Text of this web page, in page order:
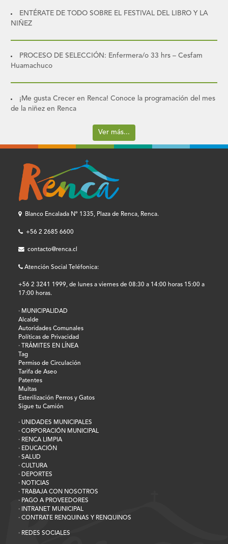
ENTÉRATE DE TODO SOBRE EL FESTIVAL DEL LIBRO Y LA
NIÑEZ
PROCESO DE SELECCIÓN: Enfermera/o 33 hrs – Cesfam
Huamachuco
¡Me gusta Crecer en Renca! Conoce la programación del mes
de la niñez en Renca
Ver más...
Blanco Encalada Nº 1335, Plaza de Renca, Renca.
+56 2 2685 6600
contacto@renca.cl
Atención Social Teléfonica:
+56 2 3241 1999, de lunes a viernes de 08:30 a 14:00 horas 15:00 a
17:00 horas.
· MUNICIPALIDAD
Alcalde
Autoridades Comunales
Políticas de Privacidad
· TRÁMITES EN LÍNEA
Tag
Permiso de Circulación
Tarifa de Aseo
Patentes
Multas
Esterilización Perros y Gatos
Sigue tu Camión
· UNIDADES MUNICIPALES
· CORPORACIÓN MUNICIPAL
· RENCA LIMPIA
· EDUCACIÓN
· SALUD
· CULTURA
· DEPORTES
· NOTICIAS
· TRABAJA CON NOSOTROS
· PAGO A PROVEEDORES
· INTRANET MUNICIPAL
· CONTRATE RENQUINAS Y RENQUINOS
· REDES SOCIALES